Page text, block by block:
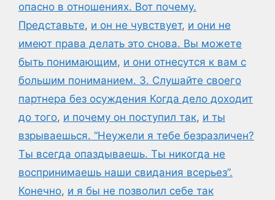
опасно в отношениях. Вот почему.
Представьте, и он не чувствует, и они не
имеют права делать это снова. Вы можете
быть понимающим, и они отнесутся к вам с
большим пониманием. 3. Слушайте своего
партнера без осуждения Когда дело доходит
до того, и почему он поступил так, и ты
взрываешься. “Неужели я тебе безразличен?
Ты всегда опаздываешь. Ты никогда не
воспринимаешь наши свидания всерьез”.
Конечно, и я бы не позволил себе так